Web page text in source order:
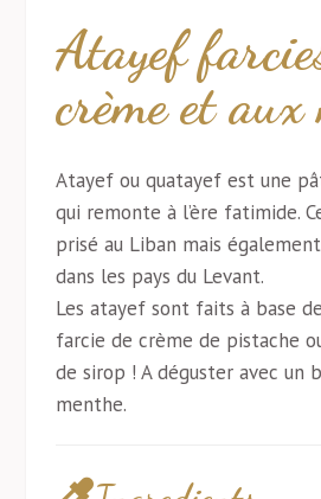
Atayef
crème et aux
Atayef ou quatayef est une
qui remonte à l’ère fatimide.
prisé au Liban mais
dans les pays du Levant.
Les atayef sont faits à base
farcie de crème de pistache
de sirop ! A déguster avec un
menthe.